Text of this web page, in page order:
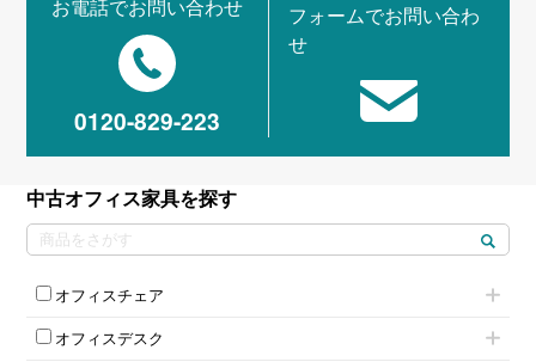
お電話でお問い合わせ
0120-829-223
フォームでお問い合わ
せ
中古オフィス家具を探す
オフィスチェア
肘無しチェア
オフィスデスク